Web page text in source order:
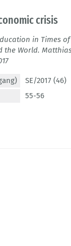
crisis
in Times
the World.
SE/2017 (46)
55-56